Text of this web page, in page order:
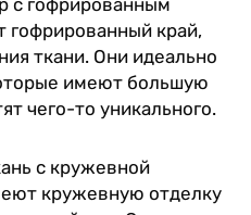
край,
ткани. Они идеально
имеют большую
чего-то уникального.
с кружевной
кружевную отделку